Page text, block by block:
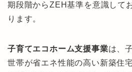
期段階からZEH基準を意識して
ります。
子育てエコホーム支援事業は、
世帯が省エネ性能の高い新築住